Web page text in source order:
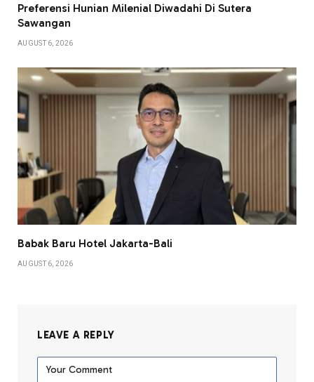
Preferensi Hunian Milenial Diwadahi Di Sutera
Sawangan
AUGUST 6, 2026
Babak Baru Hotel Jakarta-Bali
AUGUST 6, 2026
LEAVE A REPLY